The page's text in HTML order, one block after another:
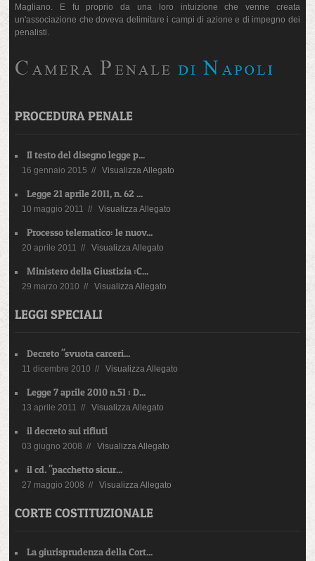
Magliano. E fu proprio da una loro intuizione che venne creata
un'associazione che doveva delimitare i campi di azione e di impegno dei
penalisti.
PROCEDURA PENALE
Il testo del disegno legge p...
16 gennaio 2015 // Visualizza Allegato
Legge 21 aprile 2011, n. 62 ...
10 maggio 2011 // Visualizza Allegato
Processo telematico: le nuov...
20 aprile 2011 // Visualizza Allegato
Ministero della Giustizia :C...
29 marzo 2010 // Visualizza Allegato
LEGGI SPECIALI
Decreto "svuota carceri...
11 dicembre 2010 // Visualizza Allegato
Legge 7 aprile 2010 n.51 : D...
13 aprile 2011 // Visualizza Allegato
il decreto sui rifiuti
03 giugno 2008 // Visualizza Allegato
il cd. "pacchetto sicur...
27 maggio 2008 // Visualizza Allegato
CORTE COSTITUZIONALE
La giurisprudenza della Cort...